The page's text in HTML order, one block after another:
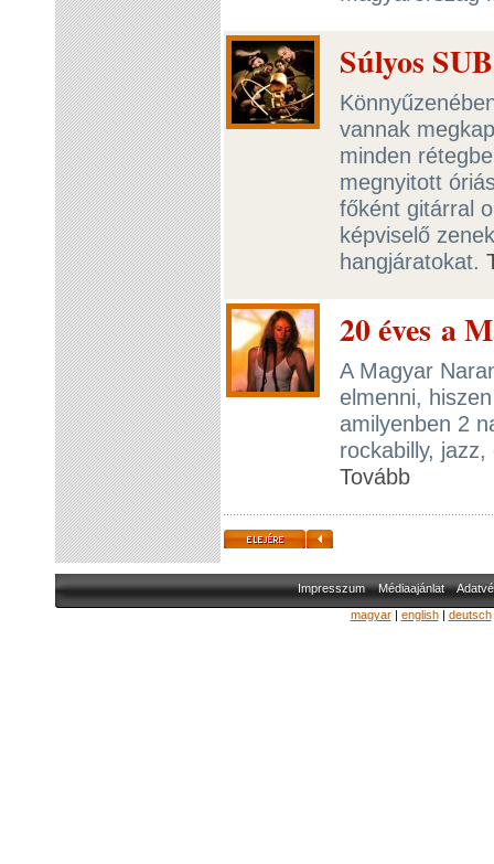
Súlyos
vannak
minden
megnyitott
főként gitárral
képviselő
hangjáratokat.
20 éves a
A Magyar
elmenni,
amilyenben 2
rockabilly,
Tovább
Impresszum Médiaajánlat
magyar| english| deutsch